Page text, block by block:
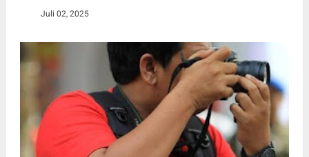
Juli 02, 2025